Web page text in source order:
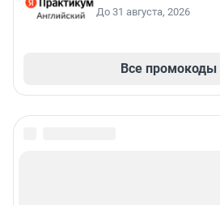
До 31 августа, 2026
Все промокоды